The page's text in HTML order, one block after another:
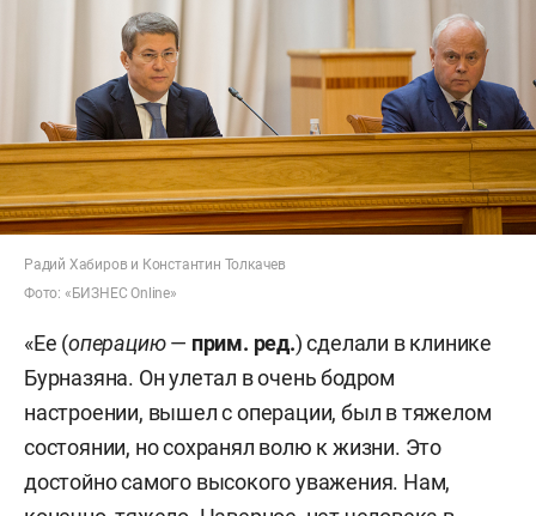
Радий Хабиров и Константин Толкачев
Фото: «БИЗНЕС Online»
«Ее (операцию— прим. ред.) сделали в клинике
Бурназяна. Он улетал в очень бодром
настроении, вышел с операции, был в тяжелом
состоянии, но сохранял волю к жизни. Это
достойно самого высокого уважения. Нам,